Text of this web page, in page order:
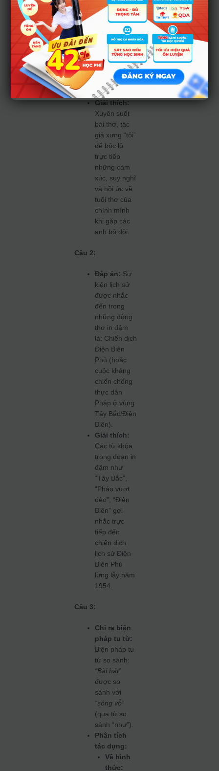
Đáp án:
Nhân vật trữ
tình trong
văn bản là:
“tôi” (hoặc
nhà thơ, đứa
trẻ gầy còm
nhút nhát
ngày xưa).
Giải thích:
Xuyên suốt
bài thơ, tác
giả xưng “tôi”
để bộc lộ
trực tiếp
những cảm
xúc, suy nghĩ
và hồi ức về
tuổi thơ của
chính mình
khi gặp các
anh bộ đội.
Câu 2:
Đáp án: Sự
kiện lịch sử
được nhắc
đến trong
những dòng
thơ in đậm
là: Chiến dịch
Điện Biên
Phủ (hoặc
cuộc kháng
chiến chống
thực dân
Pháp ở vùng
Tây Bắc/Điện
Biên).
Giải thích:
Các từ khóa
trong đoạn in
đậm như
“Tây Bắc”,
“Pháo vượt
đèo”, “Điện
Biên” gợi
nhắc trực
tiếp đến
chiến dịch
lịch sử Điện
Biên Phủ
lừng lẫy năm
1954.
Câu 3:
Chỉ ra biện
pháp tu từ:
Biện pháp tu
từ so sánh:
“Bài hát”
được so
sánh với
“sóng vỗ”
(qua từ so
sánh “như”).
Phân tích
tác dụng:
Về hình
thức: